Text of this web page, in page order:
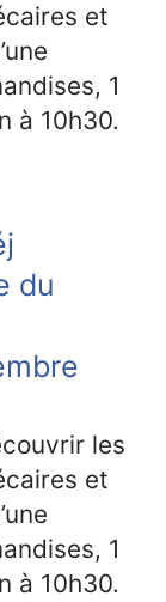
et
1
à 10h30.
du
les
et
1
à 10h30.